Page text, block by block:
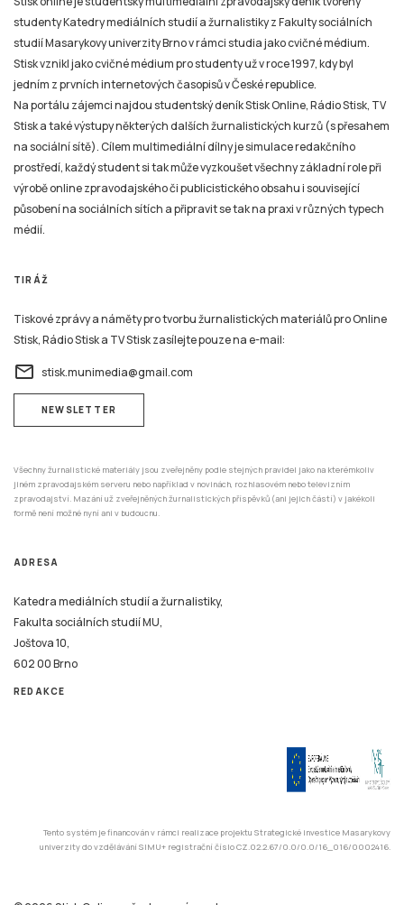
studenty Katedry mediálních studií a žurnalistiky z Fakulty sociálních
studií Masarykovy univerzity Brno v rámci studia jako cvičné médium.
Stisk vznikl jako cvičné médium pro studenty už v roce 1997, kdy byl
jedním z prvních internetových časopisů v České republice.
Na portálu zájemci najdou studentský deník Stisk Online, Rádio Stisk, TV
Stisk a také výstupy některých dalších žurnalistických kurzů (s přesahem
na sociální sítě). Cílem multimediální dílny je simulace redakčního
prostředí, každý student si tak může vyzkoušet všechny základní role při
výrobě online zpravodajského či publicistického obsahu i související
působení na sociálních sítích a připravit se tak na praxi v různých typech
médií.
TIRÁŽ
Tiskové zprávy a náměty pro tvorbu žurnalistických materiálů pro Online
Stisk, Rádio Stisk a TV Stisk zasílejte pouze na e-mail:
email stisk.munimedia@gmail.com
NEWSLETTER
Všechny žurnalistické materiály jsou zveřejněny podle stejných pravidel jako na kterémkoliv
jiném zpravodajském serveru nebo například v novinách, rozhlasovém nebo televizním
zpravodajství. Mazání už zveřejněných žurnalistických příspěvků (ani jejich částí) v jakékoli
formě není možné nyní ani v budoucnu.
ADRESA
Katedra mediálních studií a žurnalistiky,
Fakulta sociálních studií MU,
Joštova 10,
602 00 Brno
REDAKCE
Tento systém je financován v rámci realizace projektu Strategické investice Masarykovy
univerzity do vzdělávání SIMU+ registrační číslo CZ.02.2.67/0.0/0.0/16_016/0002416.